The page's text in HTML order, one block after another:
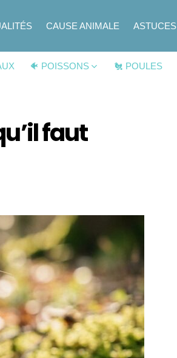
CAUSE ANIMALE ASTUCES
🐠 POISSONS 🐔 POULES
faut